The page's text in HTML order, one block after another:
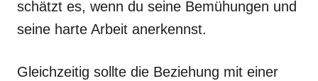
schätzt es, wenn du seine Bemühungen und
seine harte Arbeit anerkennst.
Gleichzeitig sollte die Beziehung mit einer